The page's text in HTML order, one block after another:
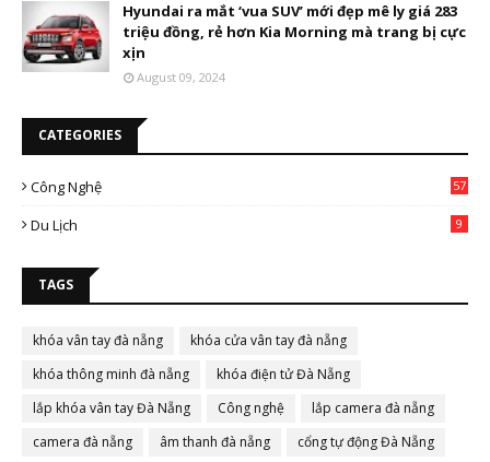
Hyundai ra mắt ‘vua SUV’ mới đẹp mê ly giá 283
triệu đồng, rẻ hơn Kia Morning mà trang bị cực
xịn
August 09, 2024
CATEGORIES
Công Nghệ 57
Du Lịch 9
TAGS
khóa vân tay đà nẵng
khóa cửa vân tay đà nẵng
khóa thông minh đà nẵng
khóa điện tử Đà Nẵng
lắp khóa vân tay Đà Nẵng
Công nghệ
lắp camera đà nẵng
camera đà nẵng
âm thanh đà nẵng
cổng tự động Đà Nẵng